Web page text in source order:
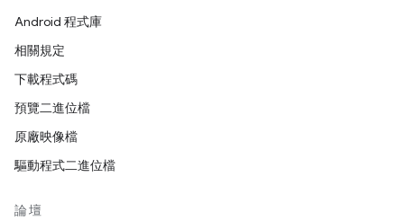
Android 程式庫
相關規定
下載程式碼
預覽二進位檔
原廠映像檔
驅動程式二進位檔
論壇